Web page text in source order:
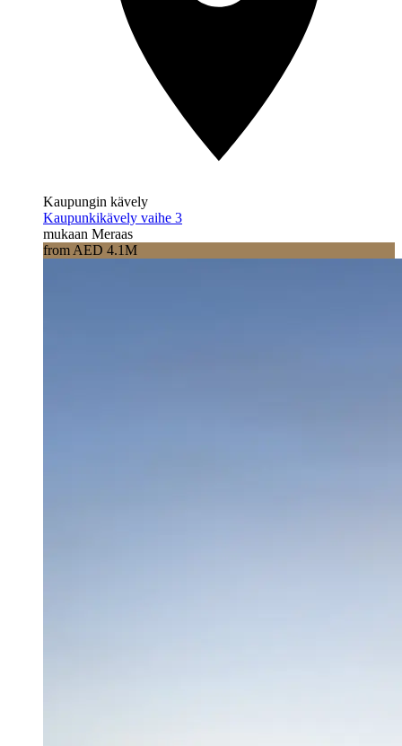
Kaupungin kävely
Kaupunkikävely vaihe 3
mukaan Meraas
from AED 4.1M